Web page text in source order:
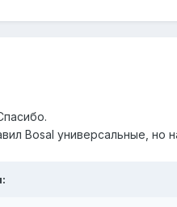
Bosal универсальные,